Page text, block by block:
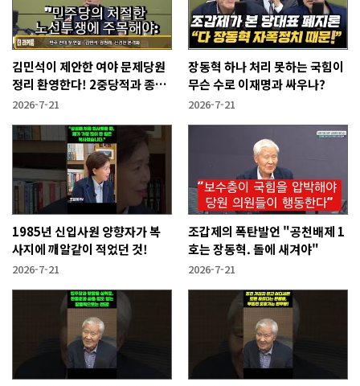
김민석이 제안한 여야 문제당원
정리 환영한다! 2중당적과 종교
세력.
2026-7-21
장동혁 하나 처리 못하는 국힘이
무슨 수로 이재명과 싸우나?
2026-7-21
1985년 신입사원 양향자가 복
사지에 깨알같이 적었던 것!
2026-7-21
조갑제의 폭탄발언 "공천배제 1
호는 장동혁. 돌에 새겨야"
2026-7-21